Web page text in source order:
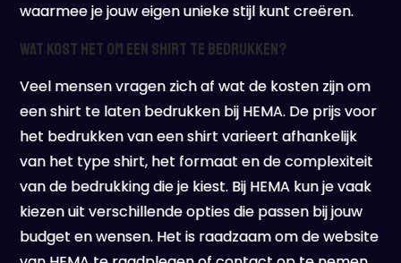
waarmee je jouw eigen unieke stijl kunt creëren.
Wat kost het om een shirt te bedrukken?
Veel mensen vragen zich af wat de kosten zijn om
een shirt te laten bedrukken bij HEMA. De prijs voor
het bedrukken van een shirt varieert afhankelijk
van het type shirt, het formaat en de complexiteit
van de bedrukking die je kiest. Bij HEMA kun je vaak
kiezen uit verschillende opties die passen bij jouw
budget en wensen. Het is raadzaam om de website